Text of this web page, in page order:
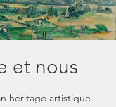
et nous
héritage artistique